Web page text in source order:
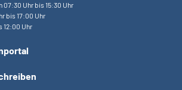
Uhr bis 15:30 Uhr
bis 17:00 Uhr
12:00 Uhr